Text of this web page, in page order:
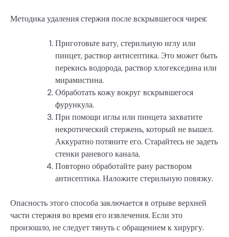
Методика удаления стержня после вскрывшегося чирея:
Приготовьте вату, стерильную иглу или
пинцет, раствор антисептика. Это может быть
перекись водорода, раствор хлогекседина или
мирамистина.
Обработать кожу вокруг вскрывшегося
фурункула.
При помощи иглы или пинцета захватите
некротический стержень, который не вышел.
Аккуратно потяните его. Старайтесь не задеть
стенки раневого канала.
Повторно обработайте рану раствором
антисептика. Наложите стерильную повязку.
Опасность этого способа заключается в отрыве верхней
части стержня во время его извлечения. Если это
произошло, не следует тянуть с обращением к хирургу.